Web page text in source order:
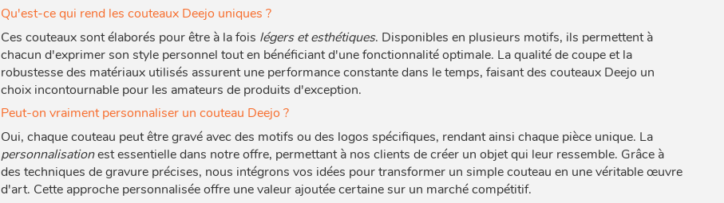
Qu'est-ce qui rend les couteaux Deejo uniques ?
Ces couteaux sont élaborés pour être à la fois légers et esthétiques. Disponibles en plusieurs motifs, ils permettent à
chacun d'exprimer son style personnel tout en bénéficiant d'une fonctionnalité optimale. La qualité de coupe et la
robustesse des matériaux utilisés assurent une performance constante dans le temps, faisant des couteaux Deejo un
choix incontournable pour les amateurs de produits d'exception.
Peut-on vraiment personnaliser un couteau Deejo ?
Oui, chaque couteau peut être gravé avec des motifs ou des logos spécifiques, rendant ainsi chaque pièce unique. La
personnalisationest essentielle dans notre offre, permettant à nos clients de créer un objet qui leur ressemble. Grâce à
des techniques de gravure précises, nous intégrons vos idées pour transformer un simple couteau en une véritable œuvre
d'art. Cette approche personnalisée offre une valeur ajoutée certaine sur un marché compétitif.